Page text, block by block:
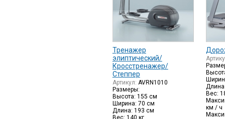
Тренажер
элиптический/
Кросстренажер/
Степпер
Артикул: AVRN1010
Размеры:
Высота: 155 см
Ширина: 70 см
Длина: 193 см
Вес: 140 кг
Вес:
км / ч